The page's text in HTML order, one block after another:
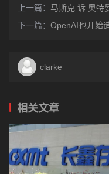
上一篇： 马斯克 诉 奥特
下一篇： OpenAI也开始
clarke
相关文章